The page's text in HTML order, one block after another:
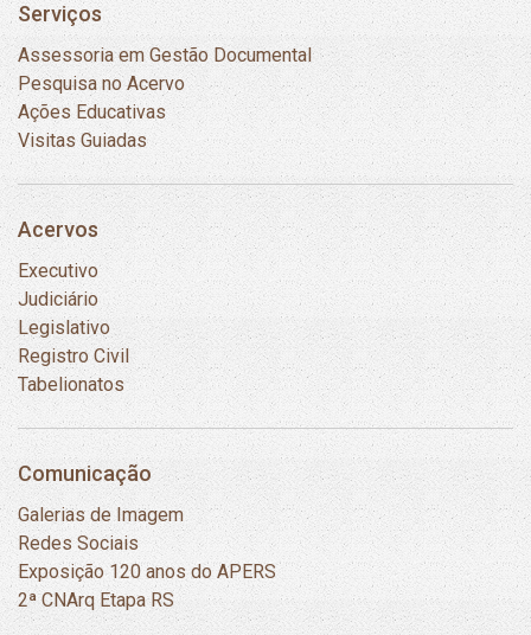
Serviços
Assessoria em Gestão Documental
Pesquisa no Acervo
Ações Educativas
Visitas Guiadas
Acervos
Executivo
Judiciário
Legislativo
Registro Civil
Tabelionatos
Comunicação
Galerias de Imagem
Redes Sociais
Exposição 120 anos do APERS
2ª CNArq Etapa RS